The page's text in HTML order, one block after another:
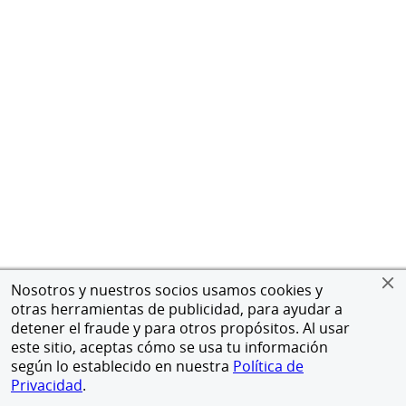
Nosotros y nuestros socios usamos cookies y
otras herramientas de publicidad, para ayudar a
detener el fraude y para otros propósitos. Al usar
este sitio, aceptas cómo se usa tu información
según lo establecido en nuestra Política de
Privacidad.